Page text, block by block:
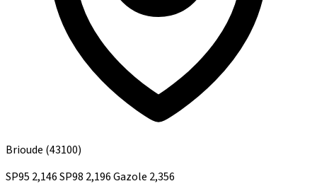
Brioude (43100)
SP95 2,146SP98 2,196Gazole 2,356